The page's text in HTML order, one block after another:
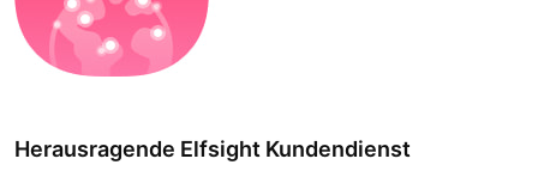
Herausragende Elfsight Kundendienst